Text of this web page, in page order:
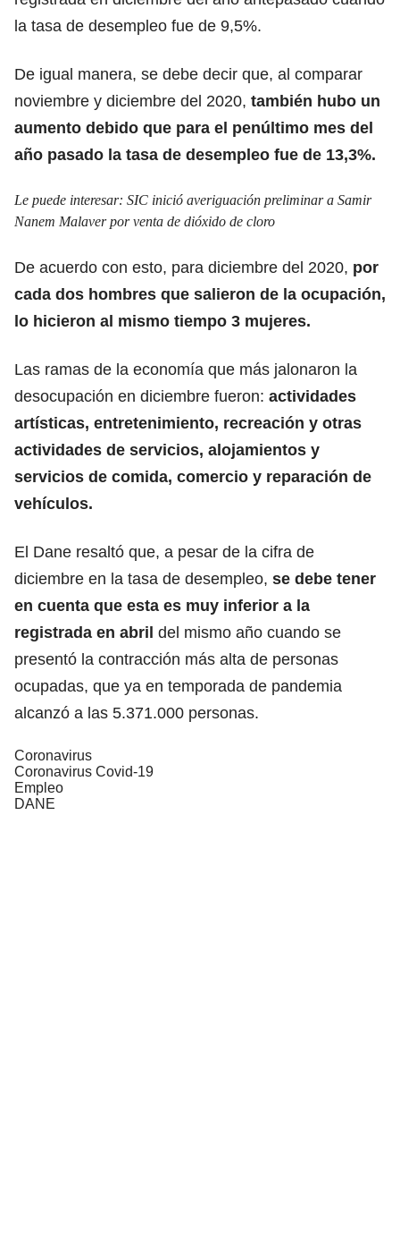
la tasa de desempleo fue de 9,5%.
De igual manera, se debe decir que, al comparar
noviembre y diciembre del 2020, también hubo un
aumento debido que para el penúltimo mes del
año pasado la tasa de desempleo fue de 13,3%.
Le puede interesar: SIC inició averiguación preliminar a Samir
Nanem Malaver por venta de dióxido de cloro
De acuerdo con esto, para diciembre del 2020, por
cada dos hombres que salieron de la ocupación,
lo hicieron al mismo tiempo 3 mujeres.
Las ramas de la economía que más jalonaron la
desocupación en diciembre fueron: actividades
artísticas, entretenimiento, recreación y otras
actividades de servicios, alojamientos y
servicios de comida, comercio y reparación de
vehículos.
El Dane resaltó que, a pesar de la cifra de
diciembre en la tasa de desempleo, se debe tener
en cuenta que esta es muy inferior a la
registrada en abril del mismo año cuando se
presentó la contracción más alta de personas
ocupadas, que ya en temporada de pandemia
alcanzó a las 5.371.000 personas.
Coronavirus
Coronavirus Covid-19
Empleo
DANE